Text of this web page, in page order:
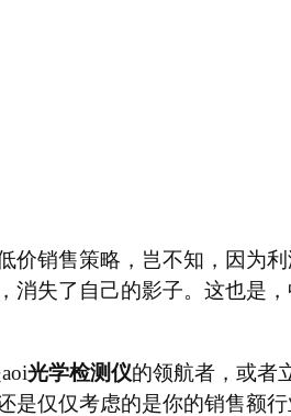
价销售策略，岂不知，因为
消失了自己的影子。这也是
光学检测仪的领航者，或者
是仅仅考虑的是你的销售额